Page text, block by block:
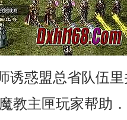
诱惑盟总省队伍
教主匣玩家帮助